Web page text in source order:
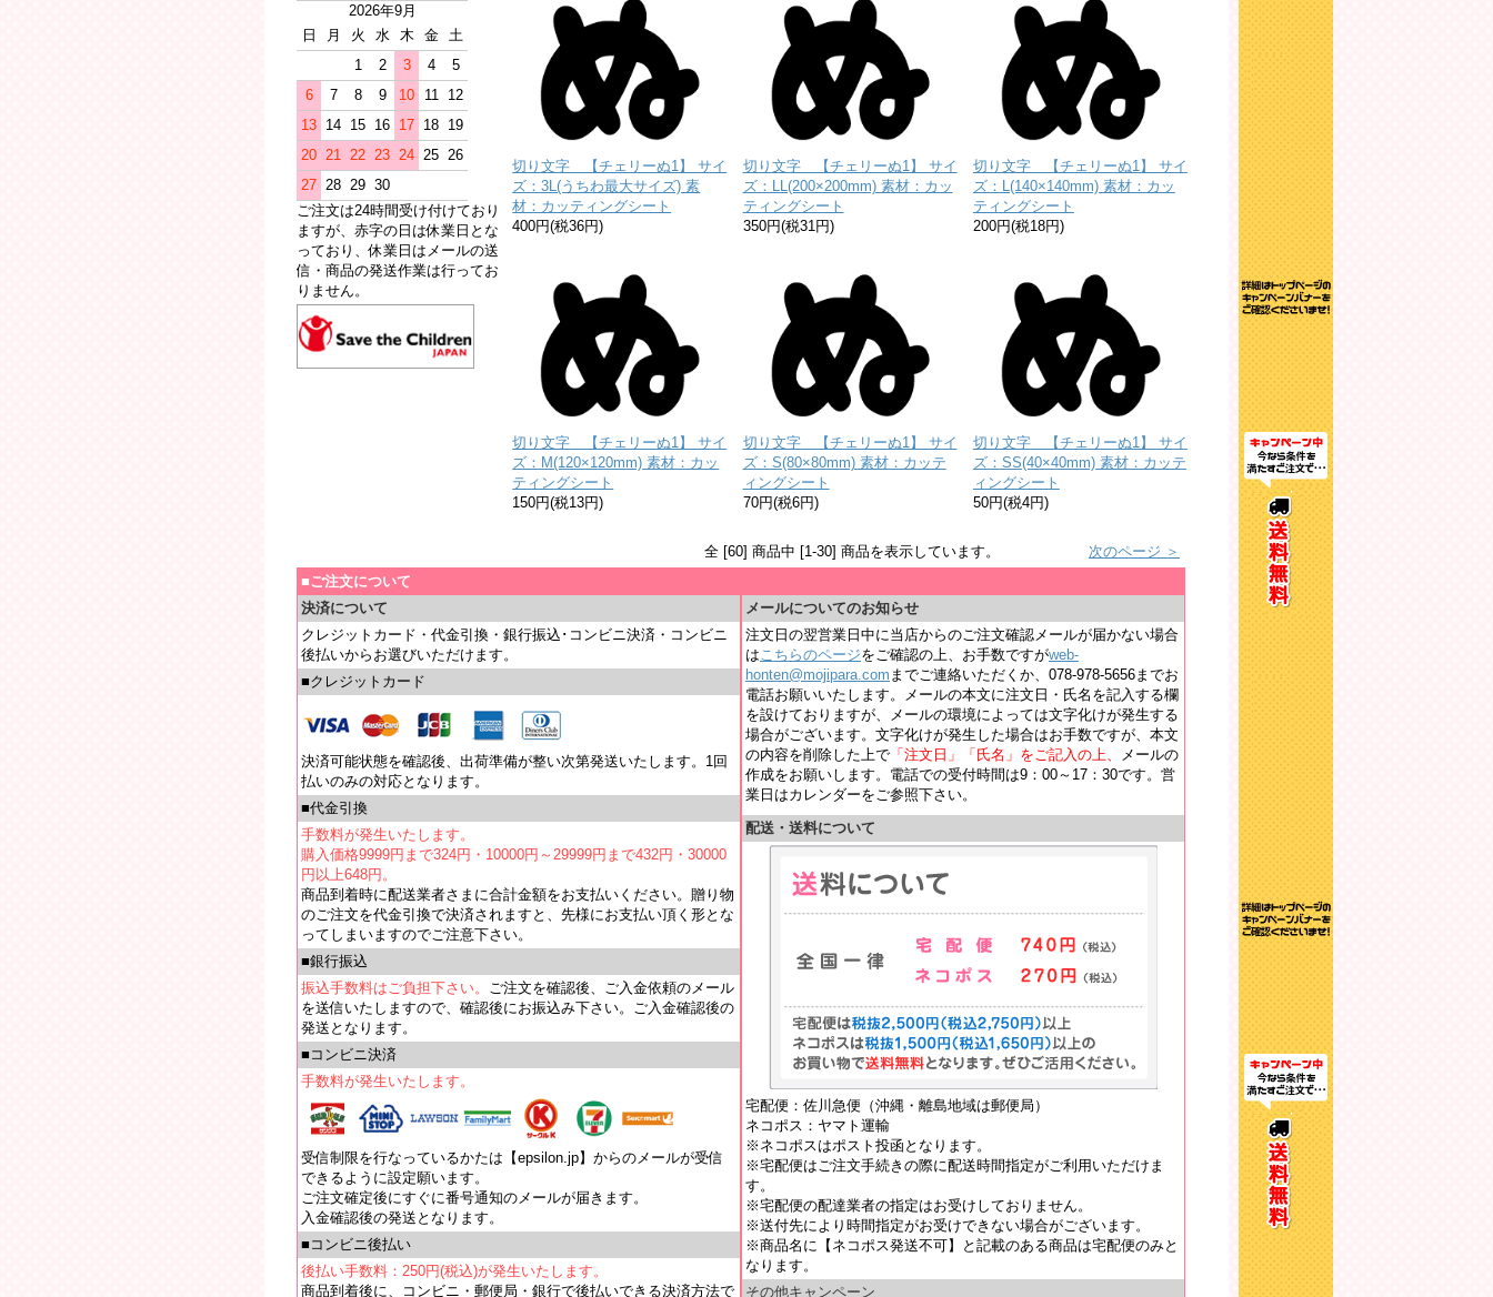
2026年9月
日
月 火 水 木 金
土
1
2 3 4
5
6
7 8 9 10 11
12
13 14 15 16 17 18 19
20 21 22 23 24 25 26
27 28 29 30
ご注文は24時間受け付けており
ますが、赤字の日は休業日とな
っており、休業日はメールの送
信・商品の発送作業は行ってお
りません。
切り文字 【チェリーぬ1】 サイ
ズ：3L(うちわ最大サイズ) 素
材：カッティングシート
400円(税36円)
切り文字 【チェリーぬ1】 サイ
ズ：LL(200×200mm) 素材：カッ
ティングシート
350円(税31円)
切り文字 【チェリーぬ1】 サイ
ズ：L(140×140mm) 素材：カッ
ティングシート
200円(税18円)
切り文字 【チェリーぬ1】 サイ
ズ：M(120×120mm) 素材：カッ
ティングシート
150円(税13円)
切り文字 【チェリーぬ1】 サイ
ズ：S(80×80mm) 素材：カッテ
ィングシート
70円(税6円)
切り文字 【チェリーぬ1】 サイ
ズ：SS(40×40mm) 素材：カッテ
ィングシート
50円(税4円)
全 [60] 商品中 [1-30] 商品を表示しています。
次のページ ＞
■ご注文について
決済について
クレジットカード・代金引換・銀行振込･コンビニ決済・コンビニ
後払いからお選びいただけます。
■クレジットカード
決済可能状態を確認後、出荷準備が整い次第発送いたします。1回
払いのみの対応となります。
■代金引換
手数料が発生いたします。
購入価格9999円まで324円・10000円～29999円まで432円・30000
円以上648円。
商品到着時に配送業者さまに合計金額をお支払いください。贈り物
のご注文を代金引換で決済されますと、先様にお支払い頂く形とな
ってしまいますのでご注意下さい。
■銀行振込
振込手数料はご負担下さい。 ご注文を確認後、ご入金依頼のメール
を送信いたしますので、確認後にお振込み下さい。ご入金確認後の
発送となります。
■コンビニ決済
手数料が発生いたします。
受信制限を行なっているかたは【epsilon.jp】からのメールが受信
できるように設定願います。
ご注文確定後にすぐに番号通知のメールが届きます。
入金確認後の発送となります。
■コンビニ後払い
後払い手数料：250円(税込)が発生いたします。
商品到着後に、コンビニ・郵便局・銀行で後払いできる決済方法で
メールについてのお知らせ
注文日の翌営業日中に当店からのご注文確認メールが届かない場合
はこちらのページをご確認の上、お手数ですがweb-
honten@mojipara.com までご連絡いただくか、078-978-5656までお
電話お願いいたします。メールの本文に注文日・氏名を記入する欄
を設けておりますが、メールの環境によっては文字化けが発生する
場合がございます。文字化けが発生した場合はお手数ですが、本文
の内容を削除した上で 「注文日」「氏名」をご記入の上、
メールの
作成をお願いします。電話での受付時間は9：00～17：30です。営
業日はカレンダーをご参照下さい。
配送・送料について
宅配便：佐川急便（沖縄・離島地域は郵便局）
ネコポス：ヤマト運輸
※ネコポスはポスト投函となります。
※宅配便はご注文手続きの際に配送時間指定がご利用いただけま
す。
※宅配便の配達業者の指定はお受けしておりません。
※送付先により時間指定がお受けできない場合がございます。
※商品名に【ネコポス発送不可】と記載のある商品は宅配便のみと
なります。
その他キャンペーン